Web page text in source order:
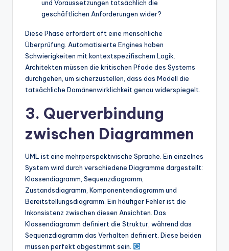
und Voraussetzungen tatsächlich die
geschäftlichen Anforderungen wider?
Diese Phase erfordert oft eine menschliche
Überprüfung. Automatisierte Engines haben
Schwierigkeiten mit kontextspezifischem Logik.
Architekten müssen die kritischen Pfade des Systems
durchgehen, um sicherzustellen, dass das Modell die
tatsächliche Domänenwirklichkeit genau widerspiegelt.
3. Querverbindung
zwischen Diagrammen
UML ist eine mehrperspektivische Sprache. Ein einzelnes
System wird durch verschiedene Diagramme dargestellt:
Klassendiagramm, Sequenzdiagramm,
Zustandsdiagramm, Komponentendiagramm und
Bereitstellungsdiagramm. Ein häufiger Fehler ist die
Inkonsistenz zwischen diesen Ansichten. Das
Klassendiagramm definiert die Struktur, während das
Sequenzdiagramm das Verhalten definiert. Diese beiden
müssen perfekt abgestimmt sein.